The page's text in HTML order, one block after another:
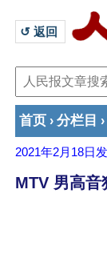
↺ 返回
首页 › 分栏目 ›
2021年2月18日
MTV 男高音